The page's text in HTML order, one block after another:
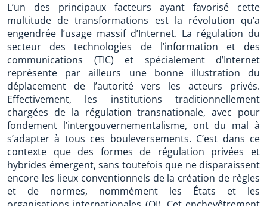
L’un des principaux facteurs ayant favorisé cette
multitude de transformations est la révolution qu’a
engendrée l’usage massif d’Internet. La régulation du
secteur des technologies de l’information et des
communications (TIC) et spécialement d’Internet
représente par ailleurs une bonne illustration du
déplacement de l’autorité vers les acteurs privés.
Effectivement, les institutions traditionnellement
chargées de la régulation transnationale, avec pour
fondement l’intergouvernementalisme, ont du mal à
s’adapter à tous ces bouleversements. C’est dans ce
contexte que des formes de régulation privées et
hybrides émergent, sans toutefois que ne disparaissent
encore les lieux conventionnels de la création de règles
et de normes, nommément les États et les